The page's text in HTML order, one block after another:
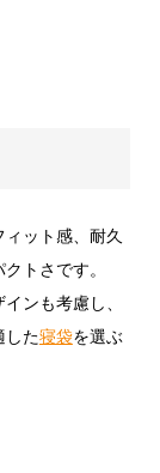
ット感、耐久
トさです。
ンも考慮し、
した寝袋を選ぶ